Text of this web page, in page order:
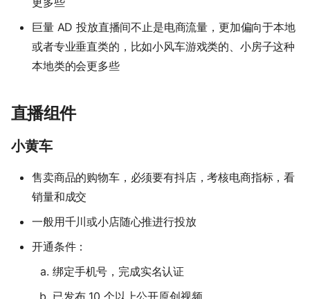
巨量 AD 投放直播间不止是电商流量，更加偏向于本地
或者专业垂直类的，比如小风车游戏类的、小房子这种
本地类的会更多些
直播组件
小黄车
售卖商品的购物车，必须要有抖店，考核电商指标，看
销量和成交
一般用千川或小店随心推进行投放
开通条件：
绑定手机号，完成实名认证